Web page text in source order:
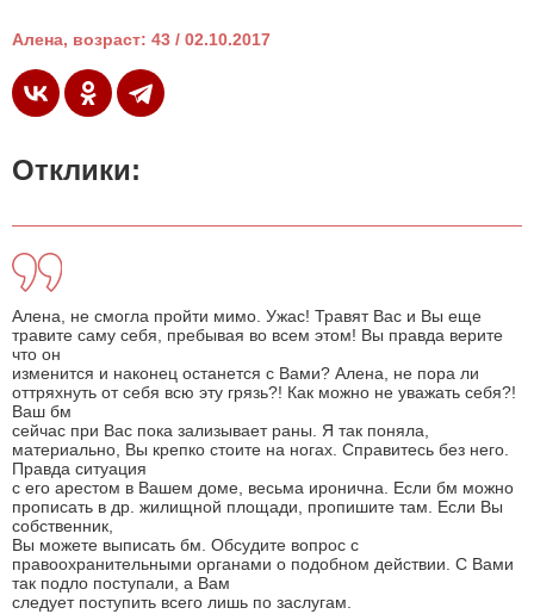
Алена, возраст: 43 / 02.10.2017
Отклики:
Алена, не смогла пройти мимо. Ужас! Травят Вас и Вы еще
травите саму себя, пребывая во всем этом! Вы правда верите
что он
изменится и наконец останется с Вами? Алена, не пора ли
оттряхнуть от себя всю эту грязь?! Как можно не уважать себя?!
Ваш бм
сейчас при Вас пока зализывает раны. Я так поняла,
материально, Вы крепко стоите на ногах. Справитесь без него.
Правда ситуация
с его арестом в Вашем доме, весьма иронична. Если бм можно
прописать в др. жилищной площади, пропишите там. Если Вы
собственник,
Вы можете выписать бм. Обсудите вопрос с
правоохранительными органами о подобном действии. С Вами
так подло поступали, а Вам
следует поступить всего лишь по заслугам.